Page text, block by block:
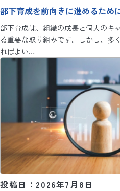
部下育成を前向きに進めるため
部下育成は、組織の成長と個人のキ
る重要な取り組みです。しかし、多
ればよい…
投稿日：2026年7月8日